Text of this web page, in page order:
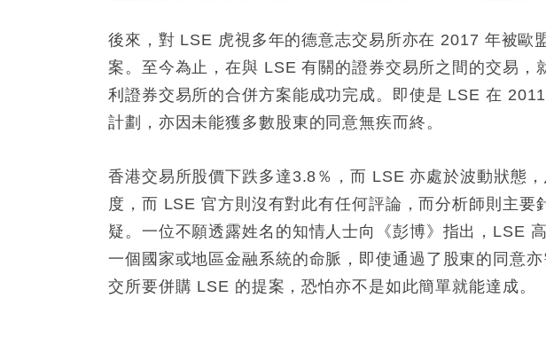
後來，對 LSE 虎視多年的德意志交易所亦在 2017 年被歐
案。至今為止，在與 LSE 有關的證券交易所之間的交易，
利證券交易所的合併方案能成功完成。即使是 LSE 在
計劃，亦因未能獲多數股東的同意無疾而終。
香港交易所股價下跌多達3.8％，而 LSE 亦處於波動狀態
度，而 LSE 官方則沒有對此有任何評論，而分析師則主要
疑。一位不願透露姓名的知情人士向《彭博》指出，LSE
一個國家或地區金融系統的命脈，即使通過了股東的同意
交所要併購 LSE 的提案，恐怕亦不是如此簡單就能達成。